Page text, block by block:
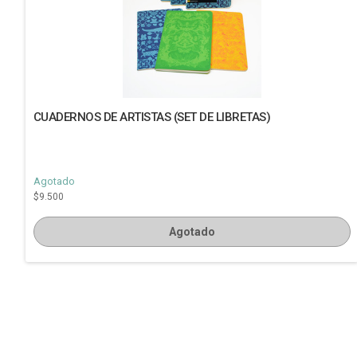
CUADERNOS DE ARTISTAS (SET DE LIBRETAS)
Agotado
$9.500
Agotado